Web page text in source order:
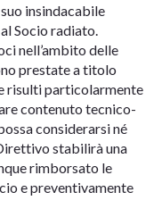
insindacabile
Socio radiato.
nell’ambito delle
prestate a titolo
risulti particolarmente
contenuto tecnico-
considerarsi né
stabilirà una
rimborsato le
e preventivamente